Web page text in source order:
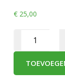
€ 25,00